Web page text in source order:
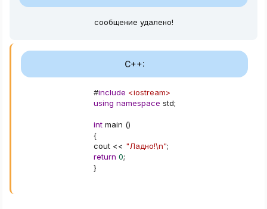
сообщение удалено!
C++:
#include <iostream>
using namespace std;
int main ()
{
cout << "Ладно!\n";
return 0;
}